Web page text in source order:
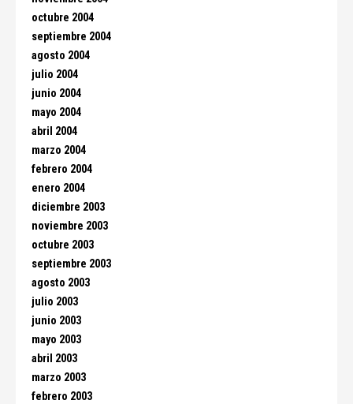
octubre 2004
septiembre 2004
agosto 2004
julio 2004
junio 2004
mayo 2004
abril 2004
marzo 2004
febrero 2004
enero 2004
diciembre 2003
noviembre 2003
octubre 2003
septiembre 2003
agosto 2003
julio 2003
junio 2003
mayo 2003
abril 2003
marzo 2003
febrero 2003